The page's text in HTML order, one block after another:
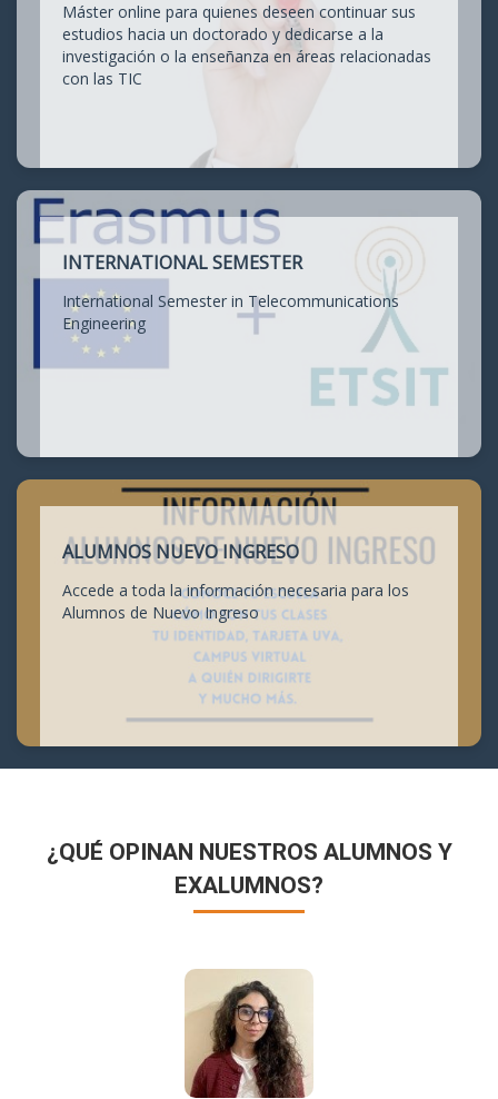
Máster online para quienes deseen continuar sus
estudios hacia un doctorado y dedicarse a la
investigación o la enseñanza en áreas relacionadas
con las TIC
INTERNATIONAL SEMESTER
International Semester in Telecommunications
Engineering
ALUMNOS NUEVO INGRESO
Accede a toda la información necesaria para los
Alumnos de Nuevo Ingreso
¿QUÉ OPINAN NUESTROS ALUMNOS Y
EXALUMNOS?